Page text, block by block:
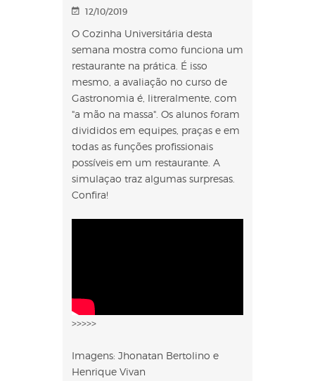
12/10/2019
O Cozinha Universitária desta
semana mostra como funciona um
restaurante na prática. É isso
mesmo, a avaliação no curso de
Gastronomia é, litreralmente, com
"a mão na massa". Os alunos foram
divididos em equipes, praças e em
todas as funções profissionais
possíveis em um restaurante. A
simulaçao traz algumas surpresas.
Confira!
>>>>>
Imagens: Jhonatan Bertolino e
Henrique Vivan